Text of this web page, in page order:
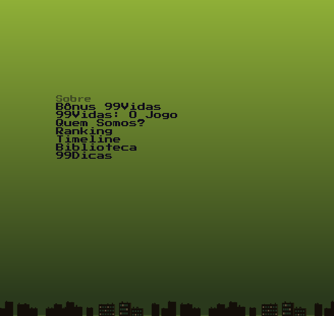
Sobre
Bônus 99Vidas
99Vidas: O Jogo
Quem Somos?
Ranking
Timeline
Biblioteca
99Dicas